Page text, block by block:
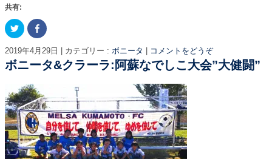
共有:
ク
リ
ク
し
て
T
t
t
e
r
で
共
有
(
新
F
a
e
b
o
o
共
有
す
る
に
は
ク
リ
ッ
2019年4月29日 | カテゴリー : ボニータ | コメントをどうぞ
ボニータ&クラーラ:阿蘇なでしこ大会”大健闘”